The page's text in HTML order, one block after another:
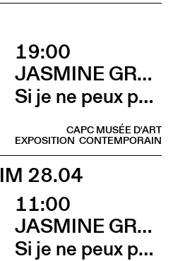
19:00
JASMINE GREGORY
Si je ne peux pas l’avoir, toi non plus (Vernissage)
CAPC MUSÉE D'ART
CONTEMPORAIN
EXPOSITION
28.04
11:00
JASMINE GREGORY
Si je ne peux pas l’avoir, toi non plus